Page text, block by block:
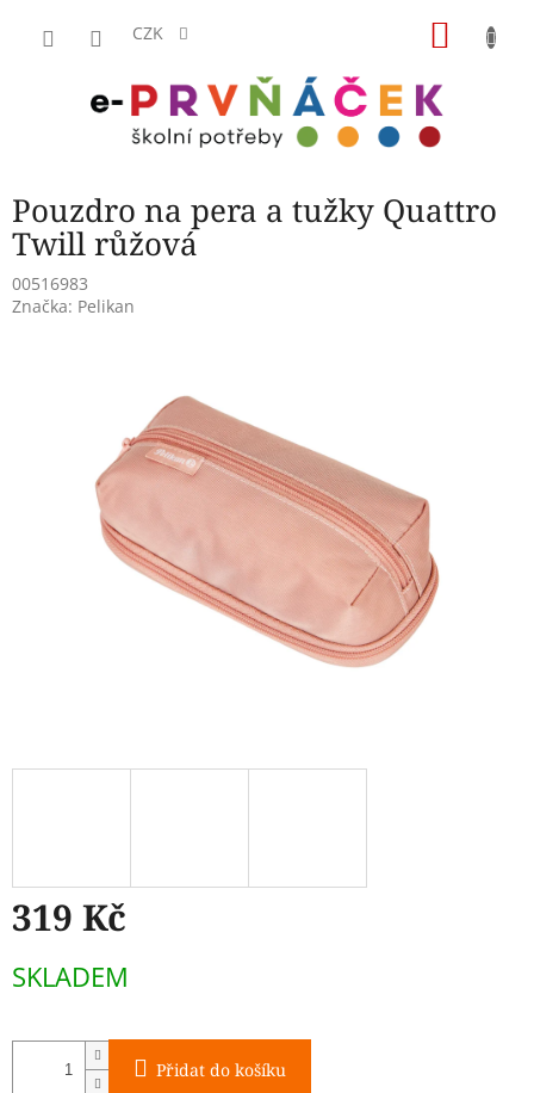
CZK
Pouzdro na pera a tužky Quattro
Twill růžová
00516983
Značka: Pelikan
319 Kč
cena:
SKLADEM
Přidat do košíku